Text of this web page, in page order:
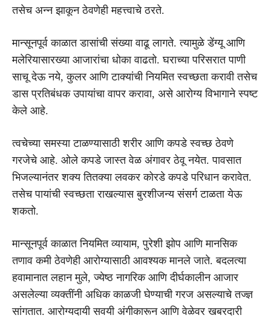
तसेच अन्न झाकून ठेवणेही महत्त्वाचे ठरते.
मान्सूनपूर्व काळात डासांची संख्या वाढू लागते. त्यामुळे डेंग्यू आणि
मलेरियासारख्या आजारांचा धोका वाढतो. घराच्या परिसरात पाणी
साचू देऊ नये, कुलर आणि टाक्यांची नियमित स्वच्छता करावी तसेच
डास प्रतिबंधक उपायांचा वापर करावा, असे आरोग्य विभागाने स्पष्ट
केले आहे.
त्वचेच्या समस्या टाळण्यासाठी शरीर आणि कपडे स्वच्छ ठेवणे
गरजेचे आहे. ओले कपडे जास्त वेळ अंगावर ठेवू नयेत. पावसात
भिजल्यानंतर शक्य तितक्या लवकर कोरडे कपडे परिधान करावेत.
तसेच पायांची स्वच्छता राखल्यास बुरशीजन्य संसर्ग टाळता येऊ
शकतो.
मान्सूनपूर्व काळात नियमित व्यायाम, पुरेशी झोप आणि मानसिक
तणाव कमी ठेवणेही आरोग्यासाठी आवश्यक मानले जाते. बदलत्या
हवामानात लहान मुले, ज्येष्ठ नागरिक आणि दीर्घकालीन आजार
असलेल्या व्यक्तींनी अधिक काळजी घेण्याची गरज असल्याचे तज्ज्ञ
सांगतात. आरोग्यदायी सवयी अंगीकारून आणि वेळेवर खबरदारी